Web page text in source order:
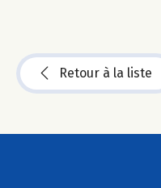
Retour à la liste